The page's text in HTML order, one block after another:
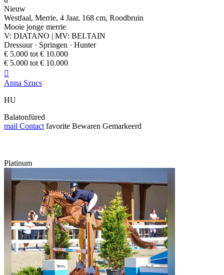
Nieuw
Westfaal, Merrie, 4 Jaar, 168 cm, Roodbruin
Mooie jonge merrie
V: DIATANO | MV: BELTAIN
Dressuur · Springen · Hunter
€ 5.000 tot € 10.000
€ 5.000 tot € 10.000

Anna Szucs
HU
Balatonfüred
mail Contact favorite Bewaren Gemarkeerd
Platinum